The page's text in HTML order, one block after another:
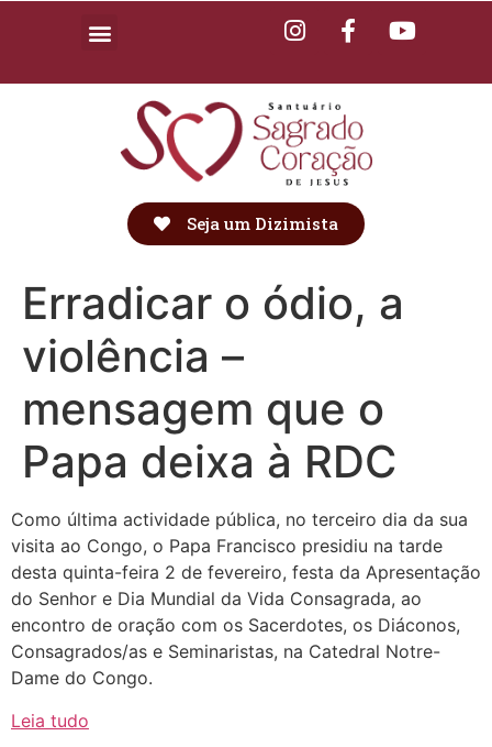
Seja um Dizimista
Erradicar o ódio, a
violência –
mensagem que o
Papa deixa à RDC
Como última actividade pública, no terceiro dia da sua
visita ao Congo, o Papa Francisco presidiu na tarde
desta quinta-feira 2 de fevereiro, festa da Apresentação
do Senhor e Dia Mundial da Vida Consagrada, ao
encontro de oração com os Sacerdotes, os Diáconos,
Consagrados/as e Seminaristas, na Catedral Notre-
Dame do Congo.
Leia tudo